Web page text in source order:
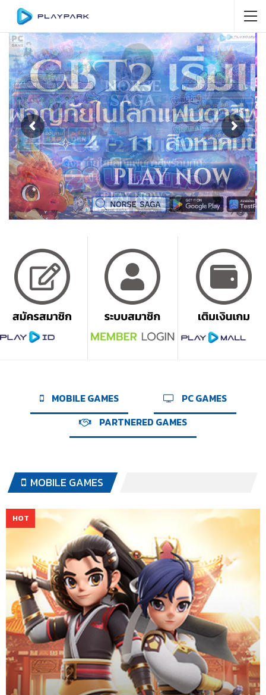
MOBILE GAMES
PC GAMES
PARTNERED GAMES
MOBILE GAMES
ปฐมบทจ้าวยุทธภพ เกมมือถือสุดคลาสสิก ลิขสิทธิ์แท้
Website
Download